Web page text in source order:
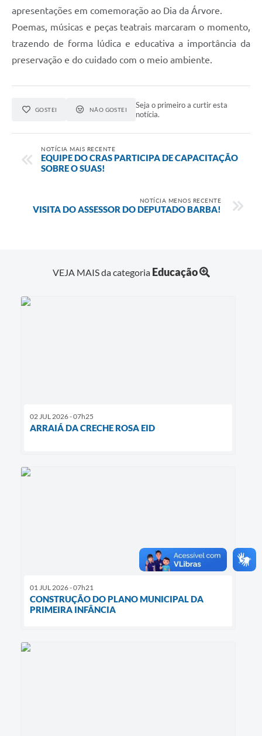
apresentações em comemoração ao Dia da Árvore.
Poemas, músicas e peças teatrais marcaram o momento,
trazendo de forma lúdica e educativa a importância da
preservação e do cuidado com o meio ambiente.
GOSTEI NÃO GOSTEI
Seja o primeiro a curtir esta
notícia.
NOTÍCIA MAIS RECENTE
EQUIPE DO CRAS PARTICIPA DE CAPACITAÇÃO
SOBRE O SUAS!
NOTÍCIA MENOS RECENTE
VISITA DO ASSESSOR DO DEPUTADO BARBA!
VEJA MAIS da categoria Educação
02 JUL 2026 - 07h25
ARRAIÁ DA CRECHE ROSA EID
01 JUL 2026 - 07h21
CONSTRUÇÃO DO PLANO MUNICIPAL DA
PRIMEIRA INFÂNCIA